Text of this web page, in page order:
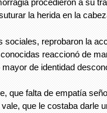
procedieron a su
la herida en la
sociales, reprobaron la
reaccionó de
de identidad
que falta de empatía
que le costaba darle